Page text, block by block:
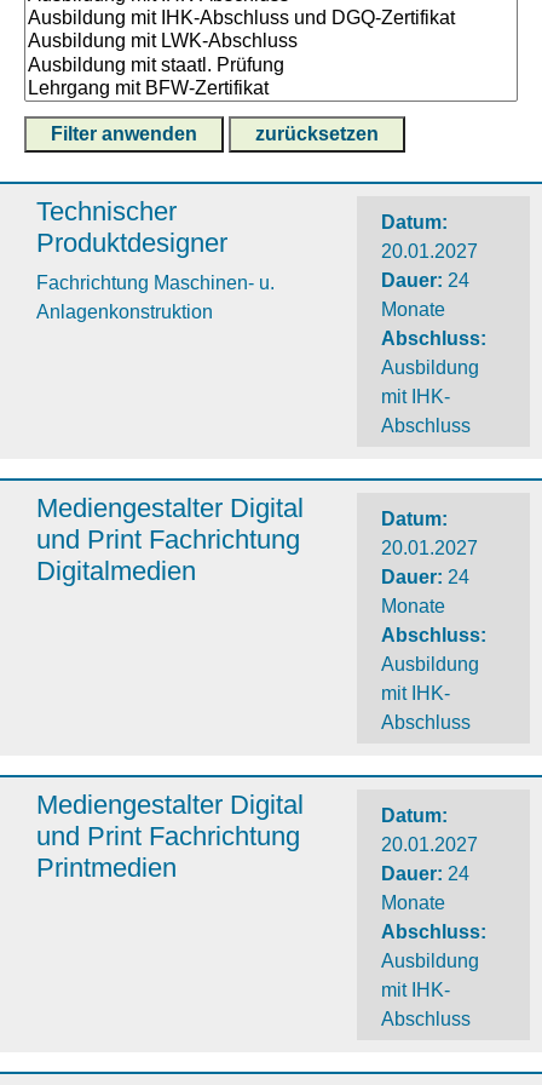
Technischer
Produktdesigner
Fachrichtung Maschinen- u.
Anlagenkonstruktion
Datum:
20.01.2027
Dauer: 24
Monate
Abschluss:
Ausbildung
mit IHK-
Abschluss
Mediengestalter Digital
und Print Fachrichtung
Digitalmedien
Datum:
20.01.2027
Dauer: 24
Monate
Abschluss:
Ausbildung
mit IHK-
Abschluss
Mediengestalter Digital
und Print Fachrichtung
Printmedien
Datum:
20.01.2027
Dauer: 24
Monate
Abschluss:
Ausbildung
mit IHK-
Abschluss